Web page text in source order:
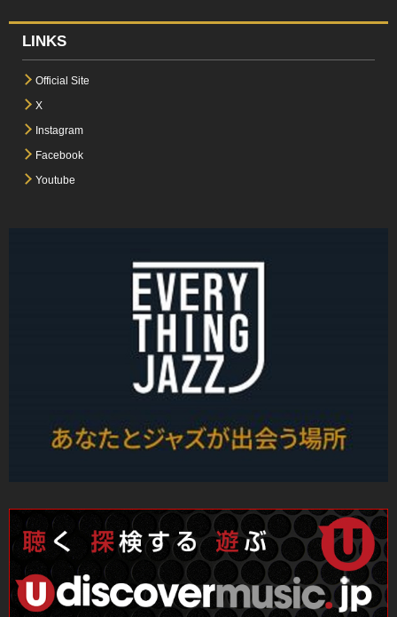
LINKS
Official Site
X
Instagram
Facebook
Youtube